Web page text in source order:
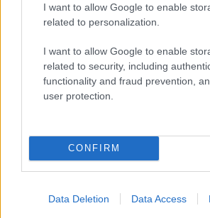
I want to allow Google to enable
related to personalization.
I want to allow Google to enable
related to security, including
functionality and fraud prevention,
user protection.
CONFIRM
Data Deletion Data Access
59 λ. πριν
Έλον Μασκ λέγεται Terafab και
δισ. δολάρια